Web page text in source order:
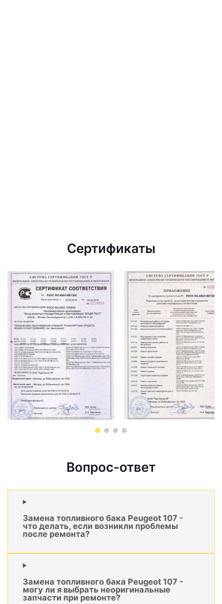
Сертификаты
Вопрос-ответ
Замена топливного бака Peugeot 107 -
что делать, если возникли проблемы
после ремонта?
Замена топливного бака Peugeot 107 -
могу ли я выбрать неоригинальные
запчасти при ремонте?